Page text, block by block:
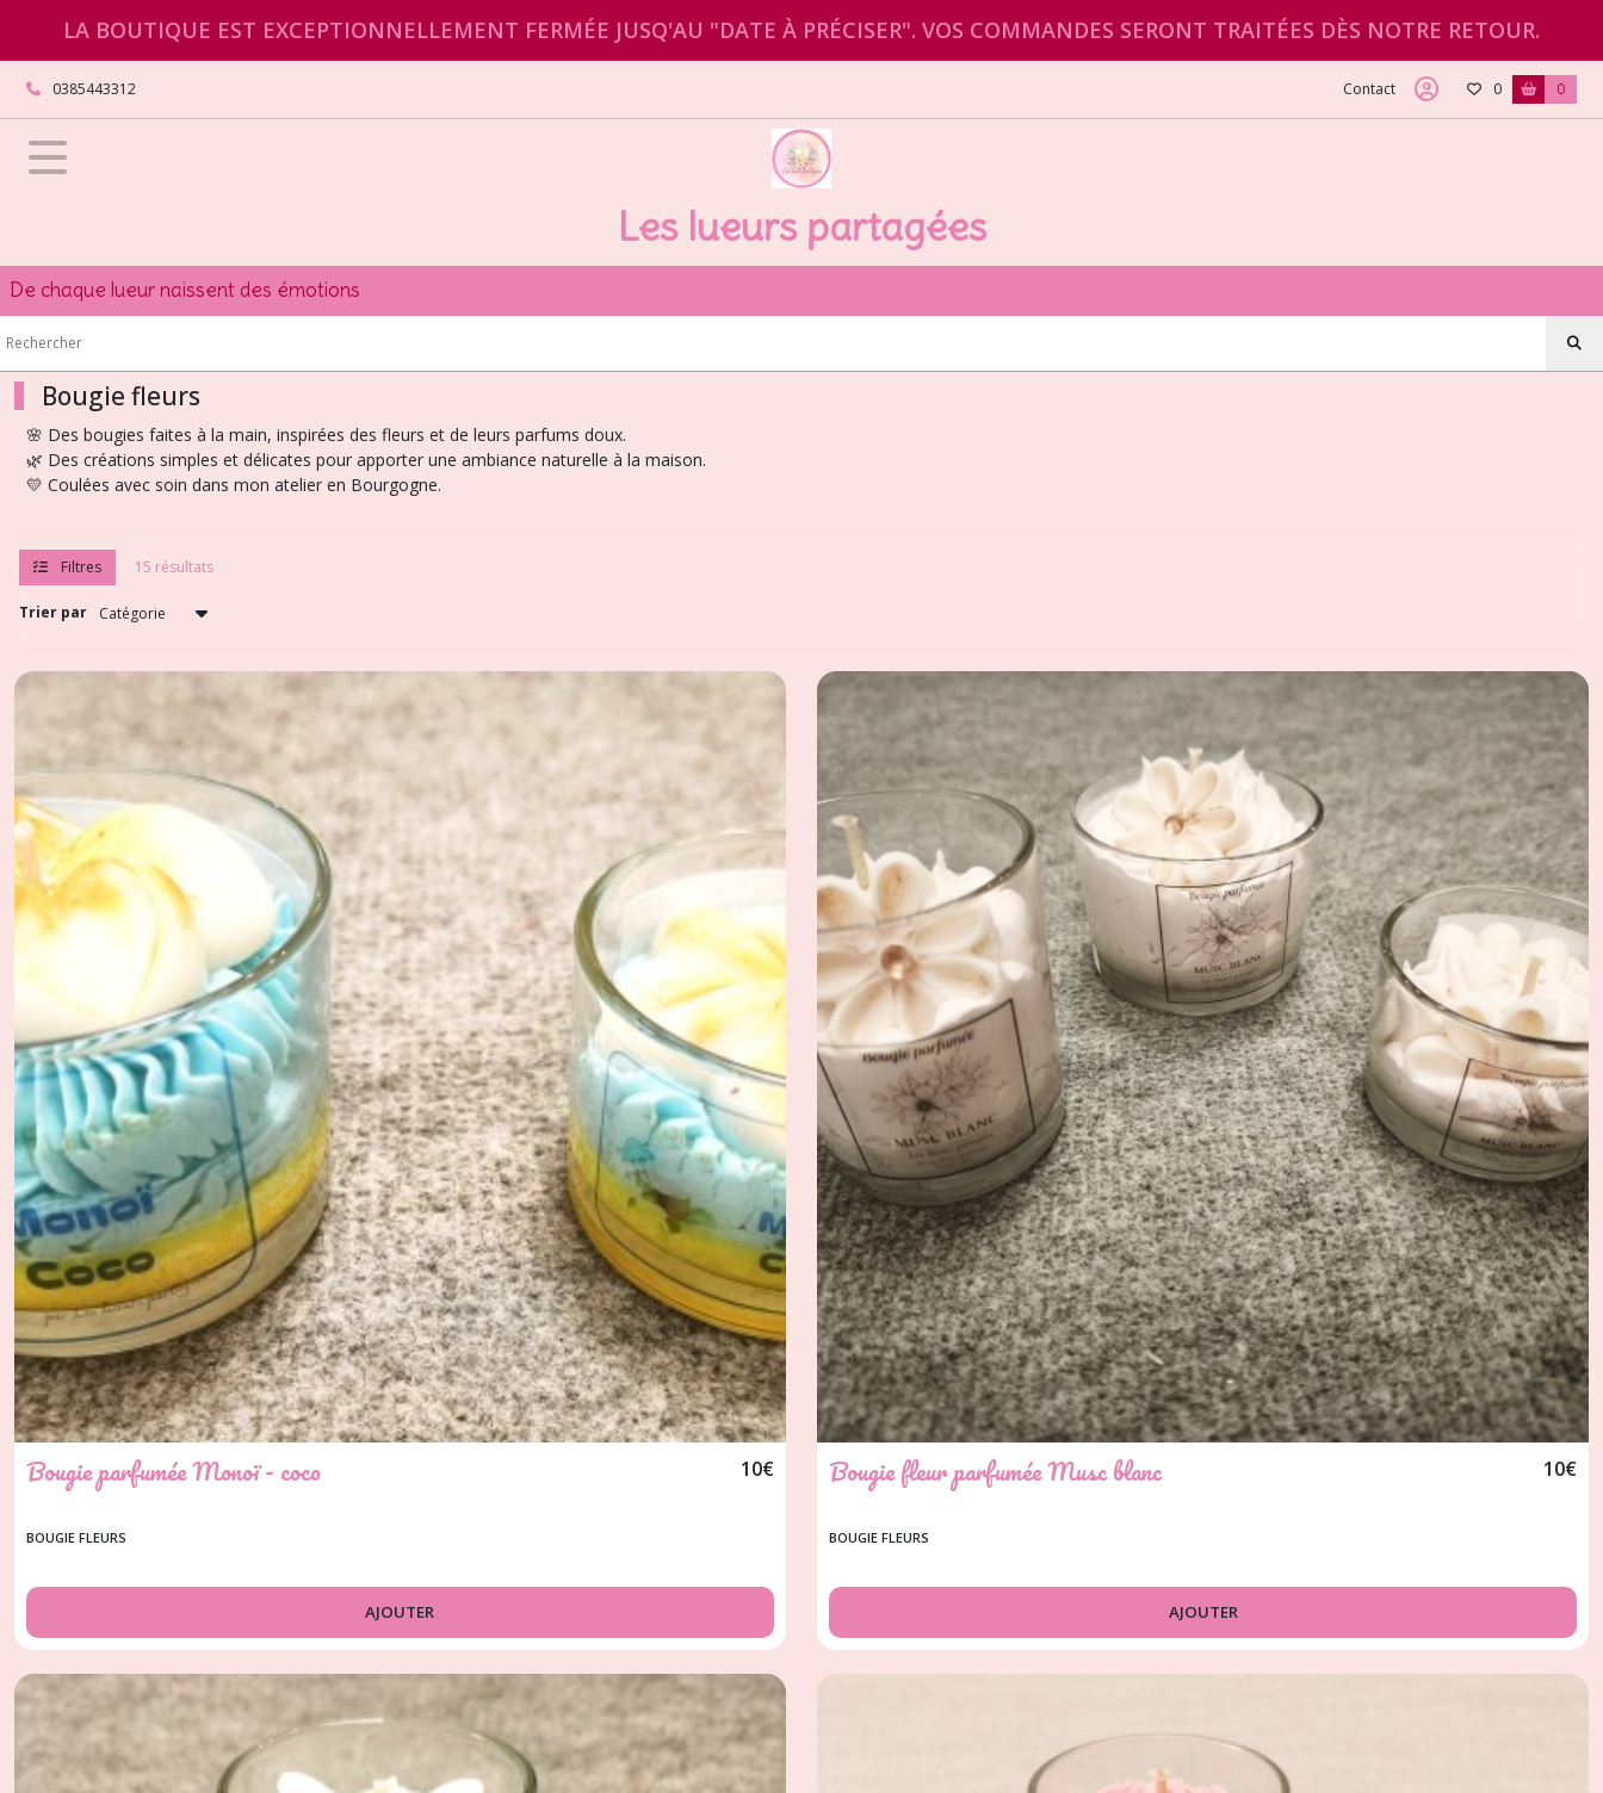
LA BOUTIQUE EST EXCEPTIONNELLEMENT FERMÉE JUSQ'AU "DATE À PRÉCISER". VOS COMMANDES SERONT TRAITÉES DÈS NOTRE RETOUR.
0385443312 Contact 0 0
Les lueurs partagées
De chaque lueur naissent des émotions
Bougie fleurs
🌸 Des bougies faites à la main, inspirées des fleurs et de leurs parfums doux.
🌿 Des créations simples et délicates pour apporter une ambiance naturelle à la maison.
💛 Coulées avec soin dans mon atelier en Bourgogne.
Filtres 15 résultats
Trier par
Bougie parfumée Monoï - coco 10€
BOUGIE FLEURS
AJOUTER
Bougie fleur parfumée Musc blanc 10€
BOUGIE FLEURS
AJOUTER
Fermer
FILTRES
Tous
fleurs
(15)
Afficher
résultats